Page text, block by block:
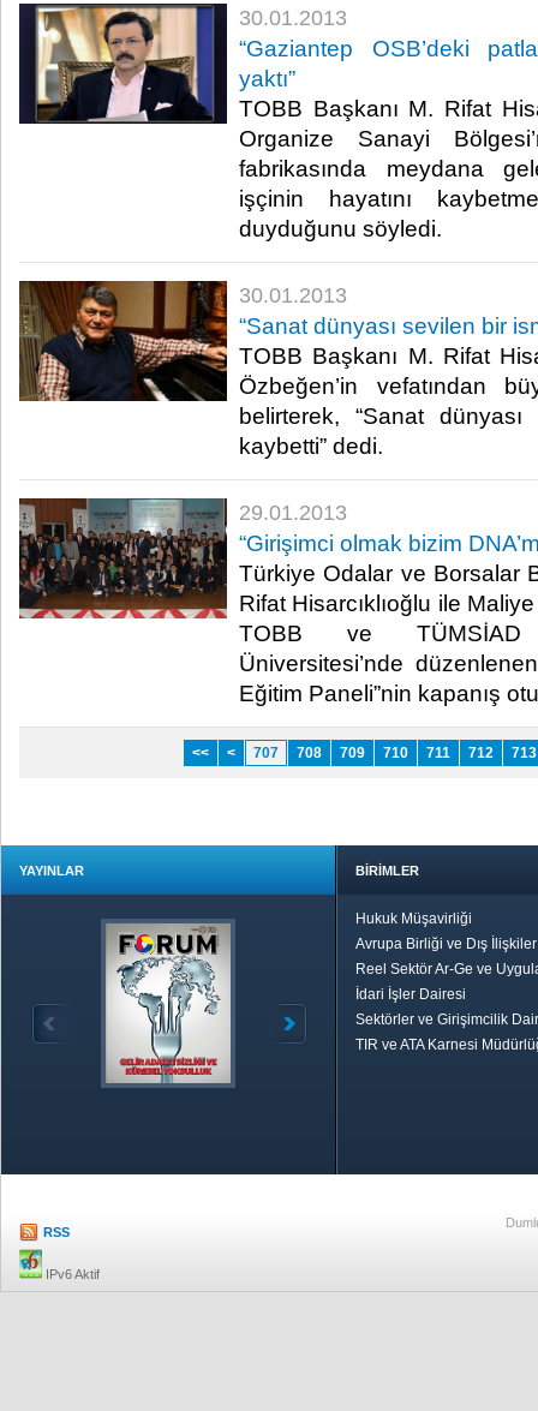
30.01.2013
​“Gaziantep OSB’deki
yaktı”
TOBB Başkanı M. Rifat
Organize Sanayi
fabrikasında meydana
işçinin hayatını
duyduğunu söyledi. ​
30.01.2013
​“Sanat dünyası sevilen bir
TOBB Başkanı M. Rifat
Özbeğen’in vefatından
belirterek, “Sanat
kaybetti” dedi. ​
29.01.2013
​“Girişimci olmak bizim
Türkiye Odalar ve Borsalar
Rifat Hisarcıklıoğlu ile
TOBB ve TÜMSİAD
Üniversitesi’nde
Eğitim Paneli”nin kapanış
<< < 707 708 709 710 711 712 713
YAYINLAR BİRİMLER
Hukuk Müşavirliği
Avrupa Birliği ve Dış
Reel Sektör Ar-Ge ve
İdari İşler Dairesi
Sektörler ve Girişimcilik
TIR ve ATA Karnesi
RSS
IPv6 Aktif